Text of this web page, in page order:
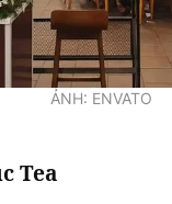
ẢNH: ENVATO
Tea